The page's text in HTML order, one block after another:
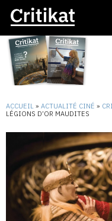
ACCUEIL » ACTUALITÉ CINÉ »
LÉGIONS D’OR MAUDITES